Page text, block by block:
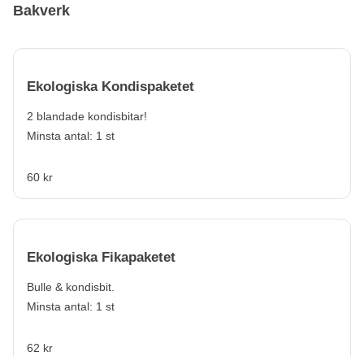
Bakverk
Ekologiska Kondispaketet
2 blandade kondisbitar!
Minsta antal: 1 st
60 kr
Ekologiska Fikapaketet
Bulle & kondisbit.
Minsta antal: 1 st
62 kr